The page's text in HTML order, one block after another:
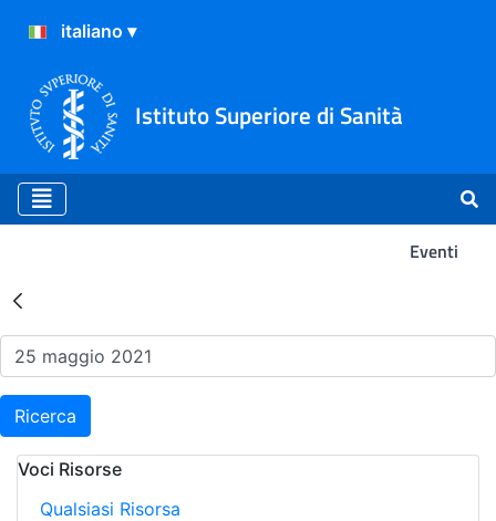
Istituto Superiore di Sanità
Eventi
Risultati della Ricerca -
Ricerca
Voci Risorse
Qualsiasi Risorsa